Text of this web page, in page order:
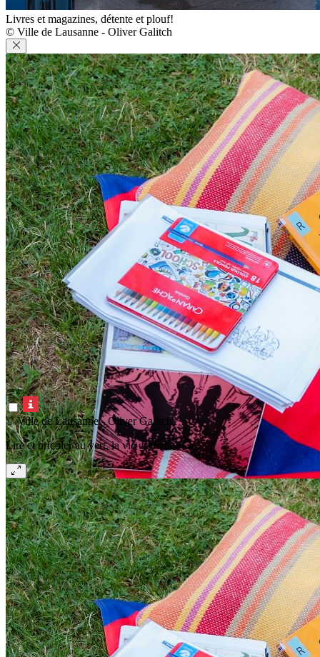
Livres et magazines, détente et plouf!
© Ville de Lausanne - Oliver Galitch
© Ville de Lausanne - Oliver Galitch
Lire et bricoler au vert, la vie est belle!